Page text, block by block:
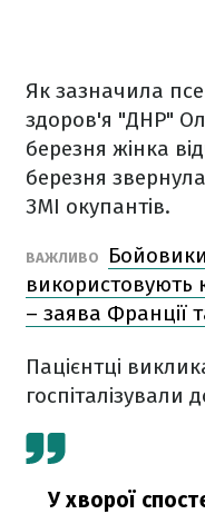
Як зазначила
здоров'я "ДНР"
березня жінка
березня
ЗМІ окупантів.
ВАЖЛИВО
використовують
– заява Франції
Пацієнтці
госпіталізували
У хворої